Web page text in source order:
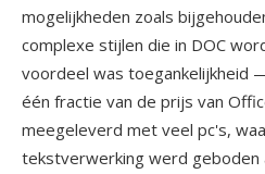
mogelijkheden zoals
complexe stijlen die in DOC
voordeel was toegankelijkheid
één fractie van de prijs van
meegeleverd met veel pc's,
tekstverwerking werd geboden